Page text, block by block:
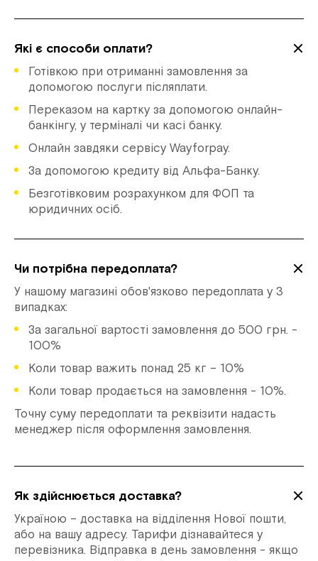
Які є способи оплати?
Готівкою при отриманні замовлення за
допомогою послуги післяплати.
Переказом на картку за допомогою онлайн-
банкінгу, у терміналі чи касі банку.
Онлайн завдяки сервісу Wayforpay.
За допомогою кредиту від Альфа-Банку.
Безготівковим розрахунком для ФОП та
юридичних осіб.
Чи потрібна передоплата?
У нашому магазині обов'язково передоплата у 3
випадках:
За загальної вартості замовлення до 500 грн. -
100%
Коли товар важить понад 25 кг – 10%
Коли товар продається на замовлення - 10%.
Точну суму передоплати та реквізити надасть
менеджер після оформлення замовлення.
Як здійснюється доставка?
Україною – доставка на відділення Нової пошти,
або на вашу адресу. Тарифи дізнавайтеся у
перевізника. Відправка в день замовлення - якщо